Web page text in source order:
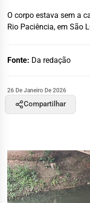
O corpo estava sem a
Rio Paciência, em São
Fonte: Da redação
26 De Janeiro De 2026
Compartilhar